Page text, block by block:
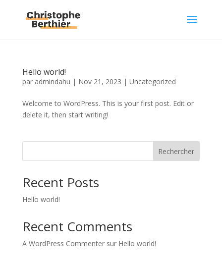
Hello world!
par admindahu | Nov 21, 2023 | Uncategorized
Welcome to WordPress. This is your first post. Edit or
delete it, then start writing!
Rechercher
Recent Posts
Hello world!
Recent Comments
A WordPress Commentersur Hello world!